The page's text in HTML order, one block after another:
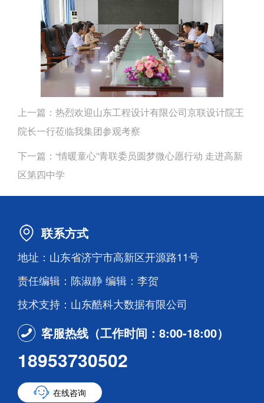
上一篇： 热烈欢迎山东工程设计有限公司京联设计院王
院长一行莅临我集团参观考察
下一篇： “情暖童心”青联委员圆梦微心愿行动 走进高新
区第四中学
联系方式
地址：山东省济宁市高新区开源路11号
责任编辑：陈淑静 编辑：李贺
技术支持：山东酷科大数据有限公司
客服热线（工作时间：8:00-18:00）
18953730502
在线咨询